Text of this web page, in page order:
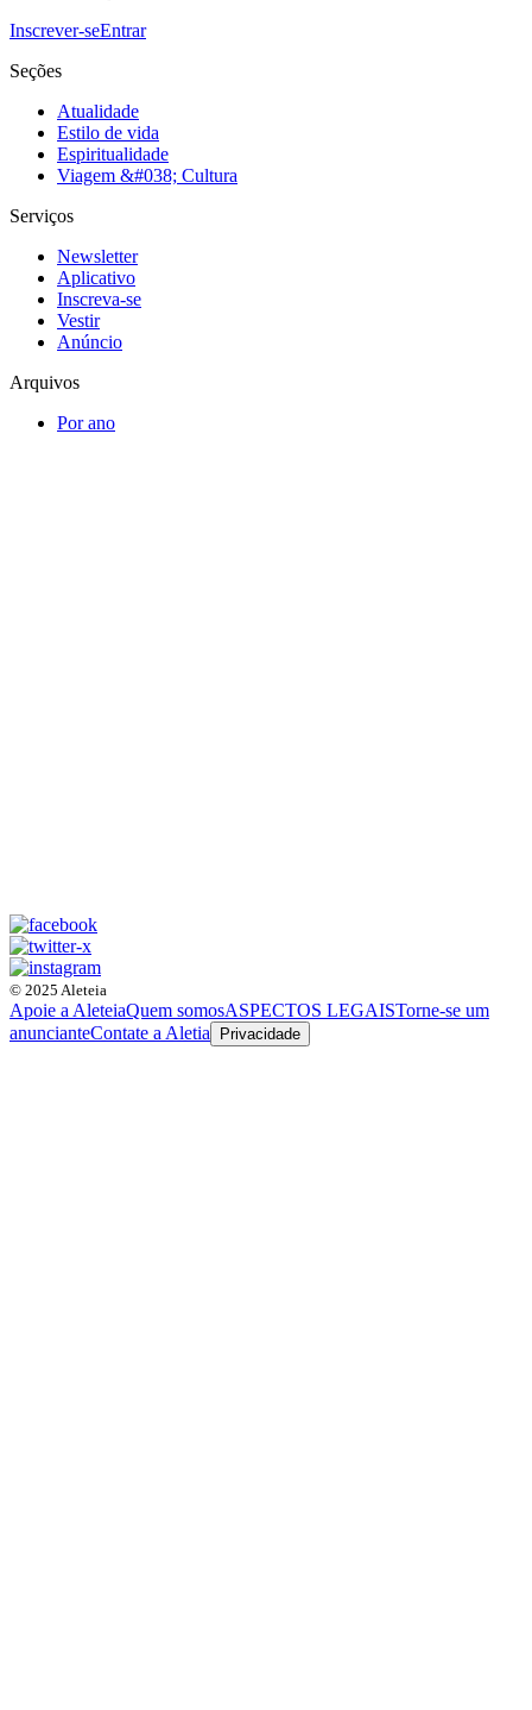
Inscrever-seEntrar
Seções
Atualidade
Estilo de vida
Espiritualidade
Viagem &#038; Cultura
Serviços
Newsletter
Aplicativo
Inscreva-se
Vestir
Anúncio
Arquivos
Por ano
© 2025 Aleteia
Apoie a AleteiaQuem somosASPECTOS LEGAISTorne-se um
anuncianteContate a Aletia Privacidade